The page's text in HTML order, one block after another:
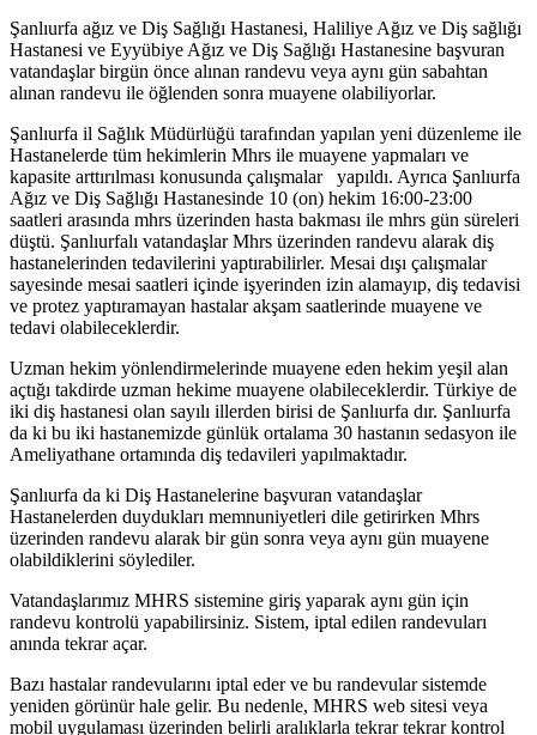
Şanlıurfa ağız ve Diş Sağlığı Hastanesi, Haliliye Ağız ve Diş sağlığı
Hastanesi ve Eyyübiye Ağız ve Diş Sağlığı Hastanesine başvuran
vatandaşlar birgün önce alınan randevu veya aynı gün sabahtan
alınan randevu ile öğlenden sonra muayene olabiliyorlar.
Şanlıurfa il Sağlık Müdürlüğü tarafından yapılan yeni düzenleme ile
Hastanelerde tüm hekimlerin Mhrs ile muayene yapmaları ve
kapasite arttırılması konusunda çalışmalar yapıldı. Ayrıca Şanlıurfa
Ağız ve Diş Sağlığı Hastanesinde 10 (on) hekim 16:00-23:00
saatleri arasında mhrs üzerinden hasta bakması ile mhrs gün süreleri
düştü. Şanlıurfalı vatandaşlar Mhrs üzerinden randevu alarak diş
hastanelerinden tedavilerini yaptırabilirler. Mesai dışı çalışmalar
sayesinde mesai saatleri içinde işyerinden izin alamayıp, diş tedavisi
ve protez yaptıramayan hastalar akşam saatlerinde muayene ve
tedavi olabileceklerdir.
Uzman hekim yönlendirmelerinde muayene eden hekim yeşil alan
açtığı takdirde uzman hekime muayene olabileceklerdir. Türkiye de
iki diş hastanesi olan sayılı illerden birisi de Şanlıurfa dır. Şanlıurfa
da ki bu iki hastanemizde günlük ortalama 30 hastanın sedasyon ile
Ameliyathane ortamında diş tedavileri yapılmaktadır.
Şanlıurfa da ki Diş Hastanelerine başvuran vatandaşlar
Hastanelerden duydukları memnuniyetleri dile getirirken Mhrs
üzerinden randevu alarak bir gün sonra veya aynı gün muayene
olabildiklerini söylediler.
Vatandaşlarımız MHRS sistemine giriş yaparak aynı gün için
randevu kontrolü yapabilirsiniz. Sistem, iptal edilen randevuları
anında tekrar açar.
Bazı hastalar randevularını iptal eder ve bu randevular sistemde
yeniden görünür hale gelir. Bu nedenle, MHRS web sitesi veya
mobil uygulaması üzerinden belirli aralıklarla tekrar tekrar kontrol